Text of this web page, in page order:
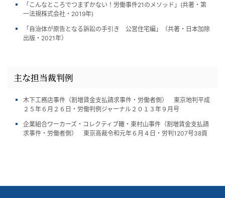
「こんなところでつまずかない！労働事件21のメソッド」(共著・第
一法規株式会社・2019年)
「自治体が原告となる訴訟の手引き 公営住宅編」（共著・日本加除
出版・2021年）
主な担当裁判例
木下工務店事件（割増賃金支払請求事件・労働者側） 東京地判平成
２５年６月２６日・労働判例ジャーナル２０１３年９月号
企業組合ワーカーズ・コレクティブ轍・東村山事件（割増賃金支払請
求事件・労働者側） 東京高裁令和元年６月４日・労判1207号38頁